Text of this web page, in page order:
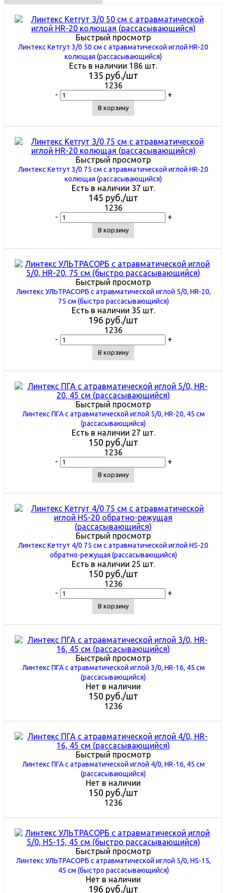
Быстрый просмотр
Линтекс Кетгут 3/0 50 см с атравматической иглой HR-20
колющая (рассасывающийся)
Есть в наличии 186 шт.
135 руб./шт
1236
-
+
В корзину
Быстрый просмотр
Линтекс Кетгут 3/0 75 см с атравматической иглой HR-20
колющая (рассасывающийся)
Есть в наличии 37 шт.
145 руб./шт
1236
-
+
В корзину
Быстрый просмотр
Линтекс УЛЬТРАСОРБ с атравматической иглой 5/0, HR-20,
75 см (быстро рассасывающийся)
Есть в наличии 35 шт.
196 руб./шт
1236
-
+
В корзину
Быстрый просмотр
Линтекс ПГА с атравматической иглой 5/0, HR-20, 45 см
(рассасывающийся)
Есть в наличии 27 шт.
150 руб./шт
1236
-
+
В корзину
Быстрый просмотр
Линтекс Кетгут 4/0 75 см с атравматической иглой HS-20
обратно-режущая (рассасывающийся)
Есть в наличии 25 шт.
150 руб./шт
1236
-
+
В корзину
Быстрый просмотр
Линтекс ПГА с атравматической иглой 3/0, HR-16, 45 см
(рассасывающийся)
Нет в наличии
150 руб./шт
1236
Быстрый просмотр
Линтекс ПГА с атравматической иглой 4/0, HR-16, 45 см
(рассасывающийся)
Нет в наличии
150 руб./шт
1236
Быстрый просмотр
Линтекс УЛЬТРАСОРБ с атравматической иглой 5/0, HS-15,
45 см (быстро рассасывающийся)
Нет в наличии
196 руб./шт